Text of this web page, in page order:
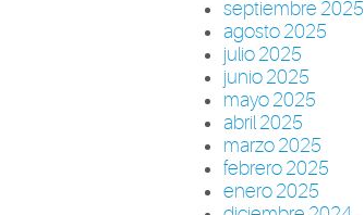
septiembre 2025
agosto 2025
julio 2025
junio 2025
mayo 2025
abril 2025
marzo 2025
febrero 2025
enero 2025